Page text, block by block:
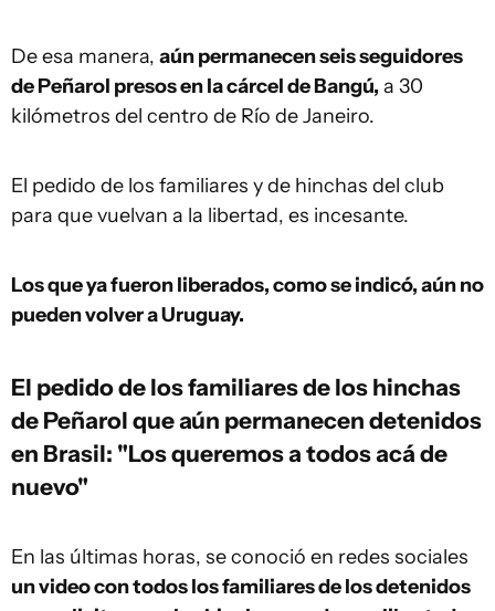
De esa manera, aún permanecen seis seguidores
de Peñarol presos en la cárcel de Bangú, a 30
kilómetros del centro de Río de Janeiro.
El pedido de los familiares y de hinchas del club
para que vuelvan a la libertad, es incesante.
Los que ya fueron liberados, como se indicó, aún no
pueden volver a Uruguay.
El pedido de los familiares de los hinchas
de Peñarol que aún permanecen detenidos
en Brasil: "Los queremos a todos acá de
nuevo"
En las últimas horas, se conoció en redes sociales
un video con todos los familiares de los detenidos